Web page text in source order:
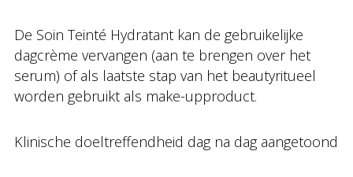
De Soin Teinté Hydratant kan de gebruikelijke
dagcrème vervangen (aan te brengen over het
serum) of als laatste stap van het beautyritueel
worden gebruikt als make-upproduct.
Klinische doeltreffendheid dag na dag aangetoond